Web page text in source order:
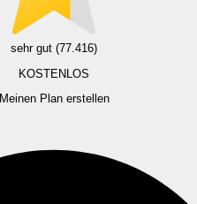
sehr gut (77.416)
KOSTENLOS
Meinen Plan erstellen